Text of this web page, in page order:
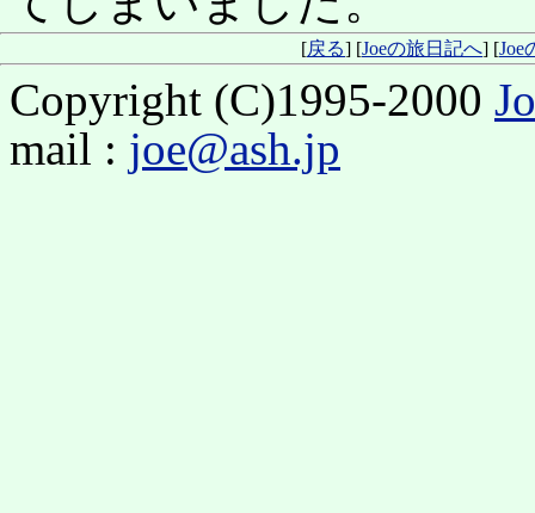
[戻る] [Joeの旅日記へ] [Joe
Copyright (C)1995-2000
mail : joe@ash.jp